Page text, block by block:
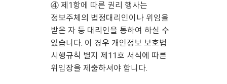
④ 제1항에 따른 권리 행사는
정보주체의 법정대리인이나 위임을
받은 자 등 대리인을 통하여 하실 수
있습니다. 이 경우 개인정보 보호법
시행규칙 별지 제11호 서식에 따른
위임장을 제출하셔야 합니다.